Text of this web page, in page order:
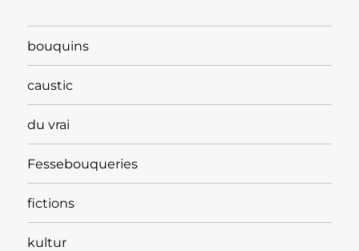
bouquins
caustic
du vrai
Fessebouqueries
fictions
kultur